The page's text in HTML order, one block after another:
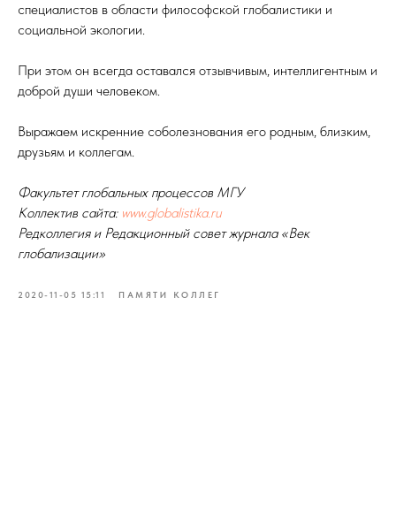
специалистов в области философской глобалистики и
социальной экологии.
При этом он всегда оставался отзывчивым, интеллигентным и
доброй души человеком.
Выражаем искренние соболезнования его родным, близким,
друзьям и коллегам.
Факультет глобальных процессов МГУ
Коллектив сайта: www.globalistika.ru
Редколлегия и Редакционный совет журнала «Век
глобализации»
2020-11-05 15:11 ПАМЯТИ КОЛЛЕГ